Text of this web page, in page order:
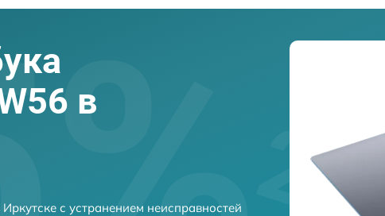
в
с устранением неисправностей